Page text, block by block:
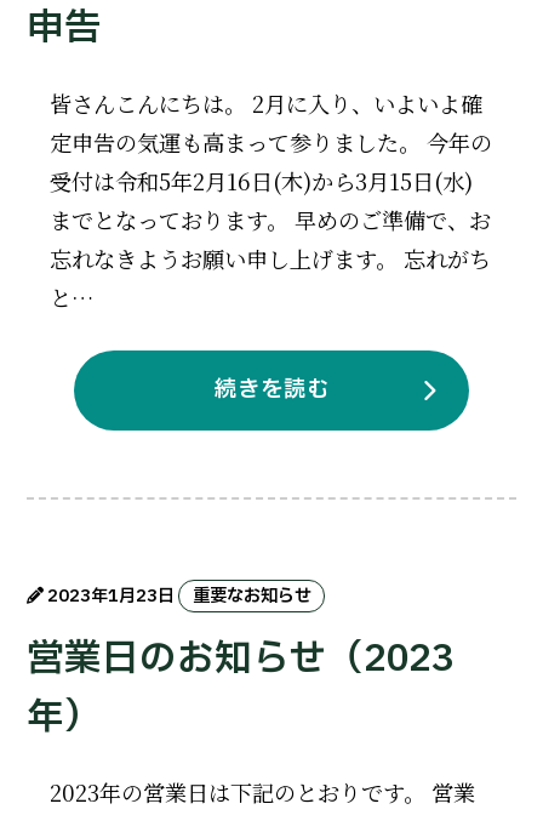
申告
皆さんこんにちは。 2月に入り、いよいよ確
定申告の気運も高まって参りました。 今年の
受付は令和5年2月16日(木)から3月15日(水)
までとなっております。 早めのご準備で、お
忘れなきようお願い申し上げます。 忘れがち
と…
続きを読む
2023年1月23日 重要なお知らせ
営業日のお知らせ（2023
年）
2023年の営業日は下記のとおりです。 営業